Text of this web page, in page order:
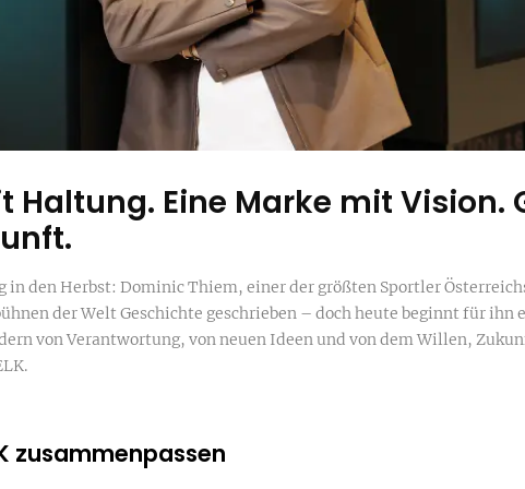
Haltung. Eine Marke mit Vision.
in den Herbst: Dominic Thiem, einer der größten Sportler
der Welt Geschichte geschrieben – doch heute beginnt für ihn
von Verantwortung, von neuen Ideen und von dem Willen,
zusammenpassen